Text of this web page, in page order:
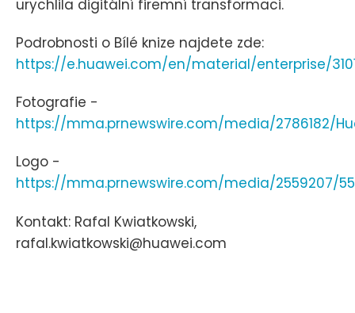
urychlila digitální firemní transformaci.
Podrobnosti o Bílé knize najdete zde:
https://e.huawei.com/en/material/enterprise/
Fotografie -
https://mma.prnewswire.com/media/2786182/
Logo -
https://mma.prnewswire.com/media/2559207/
Kontakt: Rafal Kwiatkowski,
rafal.kwiatkowski@huawei.com